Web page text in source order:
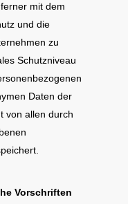
mit dem
und die
zu
Schutzniveau
Daten der
von allen durch
Vorschriften